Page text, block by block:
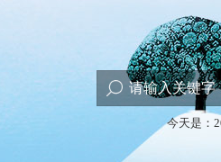
今天是：